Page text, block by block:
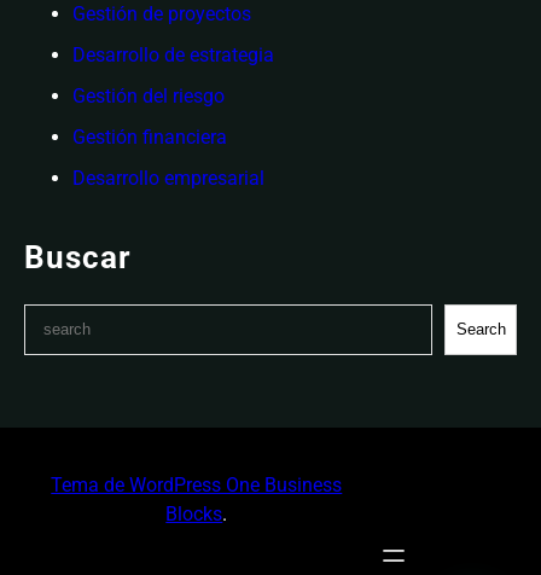
Gestión de proyectos
Desarrollo de estrategia
Gestión del riesgo
Gestión financiera
Desarrollo empresarial
Buscar
c
Search
Tema de WordPress One Business
Blocks.